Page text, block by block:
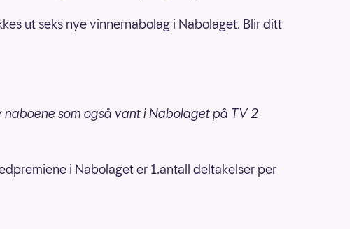
ut seks nye vinnernabolag i Nabolaget. Blir ditt
som også vant i Nabolaget på TV 2
i Nabolaget er 1.antall deltakelser per